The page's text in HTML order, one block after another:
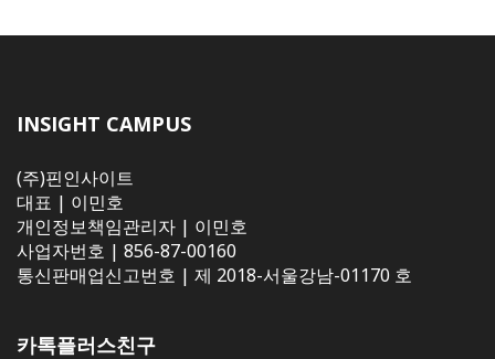
INSIGHT CAMPUS
(주)핀인사이트
대표 | 이민호
개인정보책임관리자 | 이민호
사업자번호 | 856-87-00160
통신판매업신고번호 | 제 2018-서울강남-01170 호
카톡플러스친구